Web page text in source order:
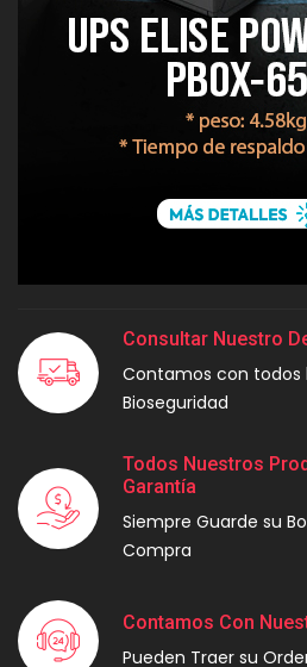
Consultar Nuestro
Contamos con todos
Bioseguridad
Todos Nuestros
Garantía
Siempre Guarde su
Compra
Contamos Con
Pueden Traer su